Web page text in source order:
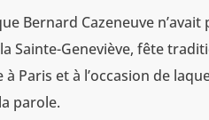
Bernard Cazeneuve n’avait
Sainte-Geneviève, fête
à Paris et à l’occasion de
parole.